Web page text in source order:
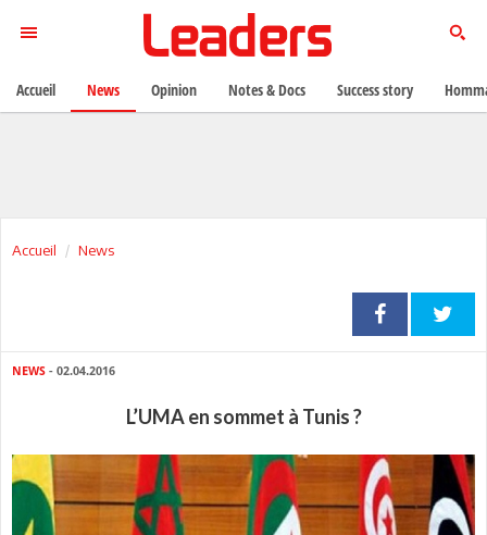
Accueil News
NEWS - 02.04.2016
L’UMA en sommet à Tunis ?
Accueil News Opinion Notes & Docs Success story